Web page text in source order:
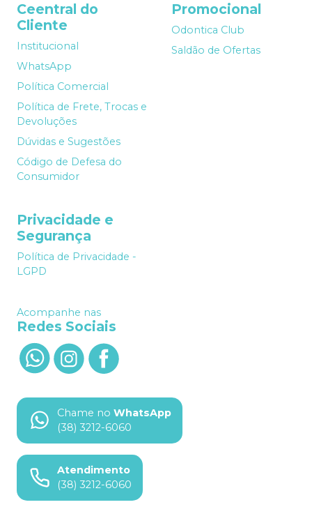
Ceentral do
Cliente
Institucional
WhatsApp
Política Comercial
Política de Frete, Trocas e
Devoluções
Dúvidas e Sugestões
Código de Defesa do
Consumidor
Promocional
Odontica Club
Saldão de Ofertas
Privacidade e
Segurança
Política de Privacidade -
LGPD
Acompanhe nas
Redes Sociais
Chame no WhatsApp
(38) 3212-6060
Atendimento
(38) 3212-6060